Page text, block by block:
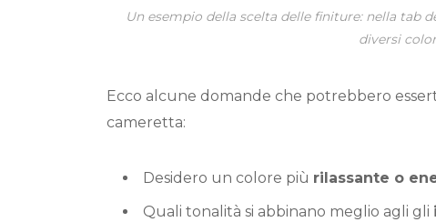
Un esempio della scelta delle finiture: nella tab
diversi
Ecco alcune domande che potrebbero
cameretta:
Desidero un colore più rilassante o
Quali tonalità si abbinano meglio agli gli